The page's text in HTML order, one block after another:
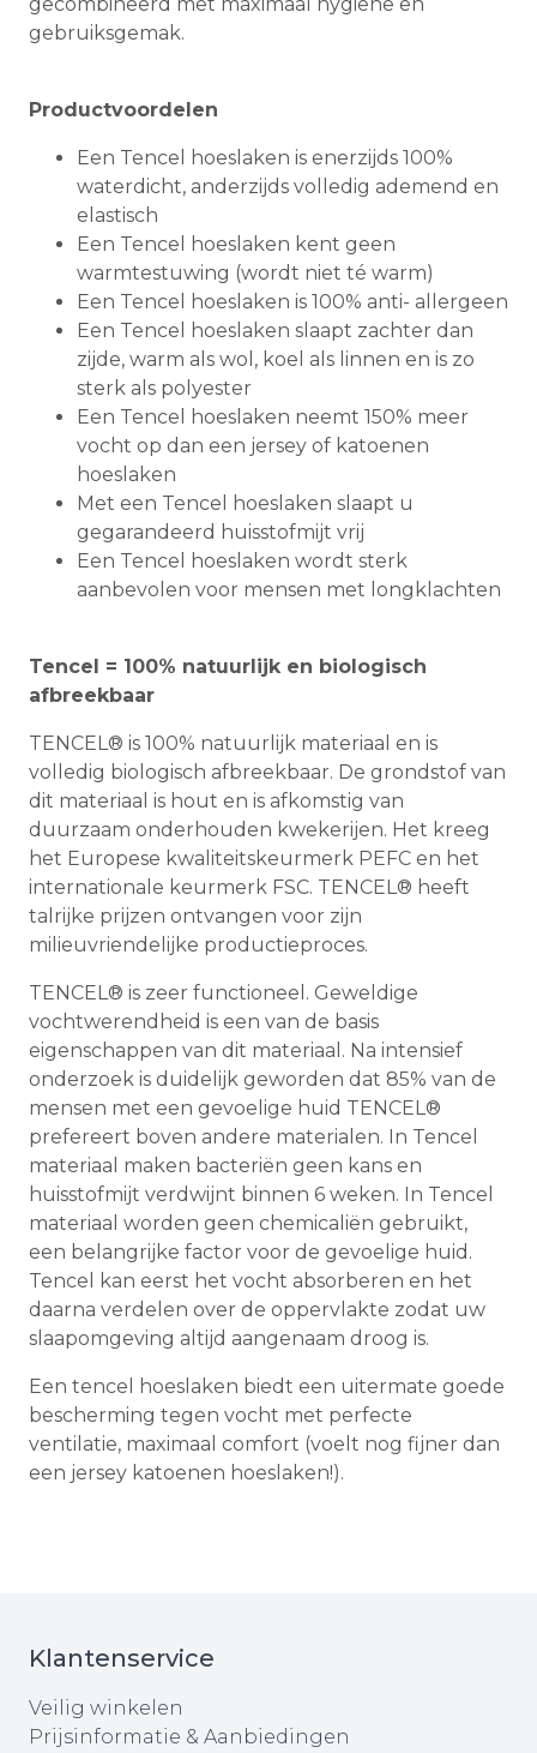
gebruiksgemak.
Productvoordelen
Een Tencel hoeslaken is enerzijds 100%
waterdicht, anderzijds volledig ademend en
elastisch
Een Tencel hoeslaken kent geen
warmtestuwing (wordt niet té warm)
Een Tencel hoeslaken is 100% anti- allergeen
Een Tencel hoeslaken slaapt zachter dan
zijde, warm als wol, koel als linnen en is zo
sterk als polyester
Een Tencel hoeslaken neemt 150% meer
vocht op dan een jersey of katoenen
hoeslaken
Met een Tencel hoeslaken slaapt u
gegarandeerd huisstofmijt vrij
Een Tencel hoeslaken wordt sterk
aanbevolen voor mensen met longklachten
Tencel = 100% natuurlijk en biologisch
afbreekbaar
TENCEL® is 100% natuurlijk materiaal en is
volledig biologisch afbreekbaar. De grondstof van
dit materiaal is hout en is afkomstig van
duurzaam onderhouden kwekerijen. Het kreeg
het Europese kwaliteitskeurmerk PEFC en het
internationale keurmerk FSC. TENCEL® heeft
talrijke prijzen ontvangen voor zijn
milieuvriendelijke productieproces.
TENCEL® is zeer functioneel. Geweldige
vochtwerendheid is een van de basis
eigenschappen van dit materiaal. Na intensief
onderzoek is duidelijk geworden dat 85% van de
mensen met een gevoelige huid TENCEL®
prefereert boven andere materialen. In Tencel
materiaal maken bacteriën geen kans en
huisstofmijt verdwijnt binnen 6 weken. In Tencel
materiaal worden geen chemicaliën gebruikt,
een belangrijke factor voor de gevoelige huid.
Tencel kan eerst het vocht absorberen en het
daarna verdelen over de oppervlakte zodat uw
slaapomgeving altijd aangenaam droog is.
Een tencel hoeslaken biedt een uitermate goede
bescherming tegen vocht met perfecte
ventilatie, maximaal comfort (voelt nog fijner dan
een jersey katoenen hoeslaken!).
Klantenservice
Veilig winkelen
Prijsinformatie & Aanbiedingen